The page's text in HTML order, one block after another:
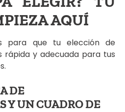
AQUÍ
para que tu elección de
rápida y adecuada para tus
DE
Y UN CUADRO DE